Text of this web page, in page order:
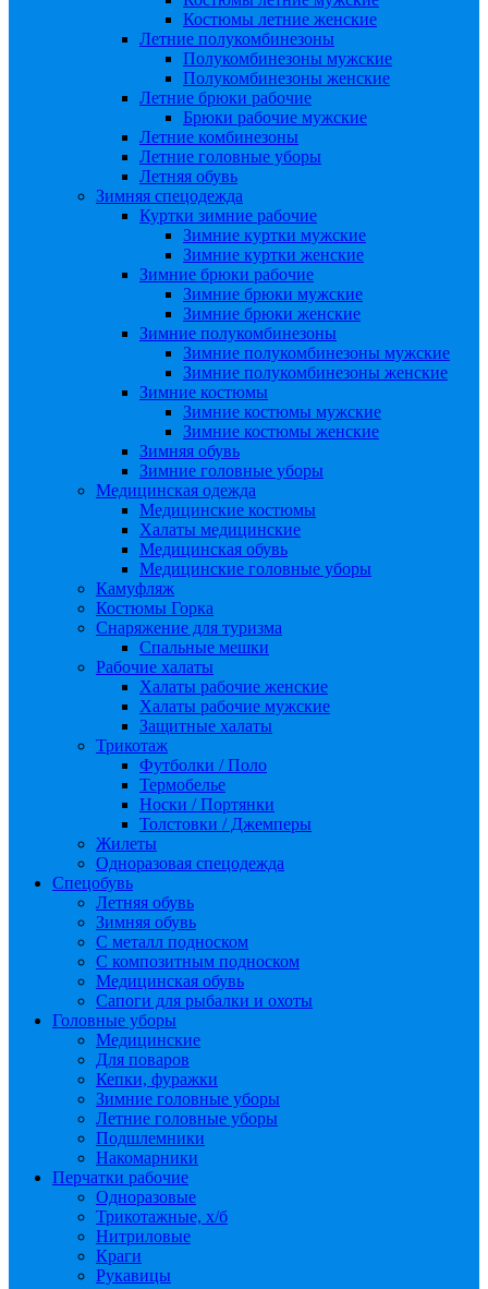
Костюмы летние женские
Летние полукомбинезоны
Полукомбинезоны мужские
Полукомбинезоны женские
Летние брюки рабочие
Брюки рабочие мужские
Летние комбинезоны
Летние головные уборы
Летняя обувь
Зимняя спецодежда
Куртки зимние рабочие
Зимние куртки мужские
Зимние куртки женские
Зимние брюки рабочие
Зимние брюки мужские
Зимние брюки женские
Зимние полукомбинезоны
Зимние полукомбинезоны мужские
Зимние полукомбинезоны женские
Зимние костюмы
Зимние костюмы мужские
Зимние костюмы женские
Зимняя обувь
Зимние головные уборы
Медицинская одежда
Медицинские костюмы
Халаты медицинские
Медицинская обувь
Медицинские головные уборы
Камуфляж
Костюмы Горка
Снаряжение для туризма
Спальные мешки
Рабочие халаты
Халаты рабочие женские
Халаты рабочие мужские
Защитные халаты
Трикотаж
Футболки / Поло
Термобелье
Носки / Портянки
Толстовки / Джемперы
Жилеты
Одноразовая спецодежда
Спецобувь
Летняя обувь
Зимняя обувь
С металл подноском
С композитным подноском
Медицинская обувь
Сапоги для рыбалки и охоты
Головные уборы
Медицинские
Для поваров
Кепки, фуражки
Зимние головные уборы
Летние головные уборы
Подшлемники
Накомарники
Перчатки рабочие
Одноразовые
Трикотажные, х/б
Нитриловые
Краги
Рукавицы